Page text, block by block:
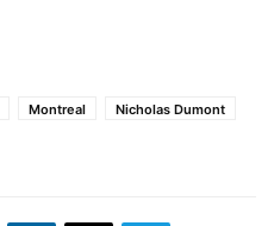
Montreal
Nicholas Dumont